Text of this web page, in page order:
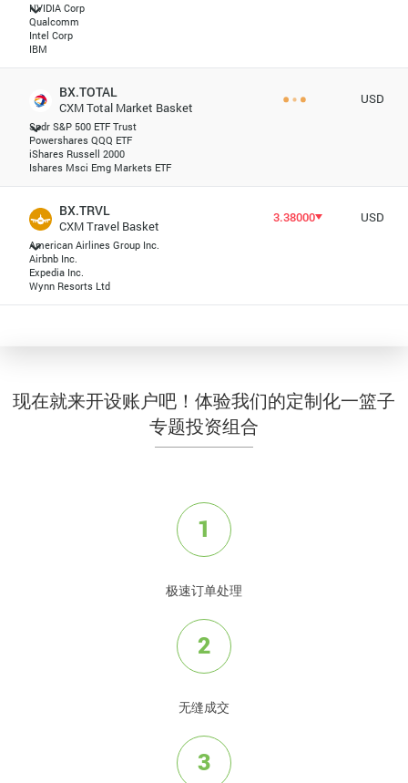
NVIDIA Corp
Qualcomm
Intel Corp
IBM
BX.TOTAL
CXM Total Market Basket
Spdr S&P 500 ETF Trust
Powershares QQQ ETF
iShares Russell 2000
Ishares Msci Emg Markets ETF
USD
BX.TRVL
CXM Travel Basket
American Airlines Group Inc.
Airbnb Inc.
Expedia Inc.
Wynn Resorts Ltd
3.38000 USD
现在就来开设账户吧！体验我们的定制化一篮子
专题投资组合
1
极速订单处理
2
无缝成交
3